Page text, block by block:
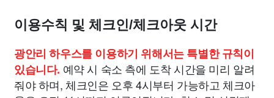
이용수칙 및 체크인/체크아웃 시간
광안리 하우스를 이용하기 위해서는 특별한 규칙이
있습니다. 예약 시 숙소 측에 도착 시간을 미리 알려
줘야 하며, 체크인은 오후 4시부터 가능하고 체크아